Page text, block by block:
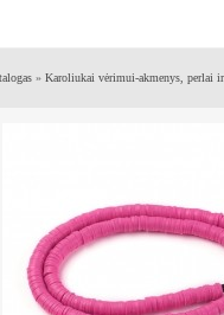
» Karoliukai vėrimui-akmenys, perlai